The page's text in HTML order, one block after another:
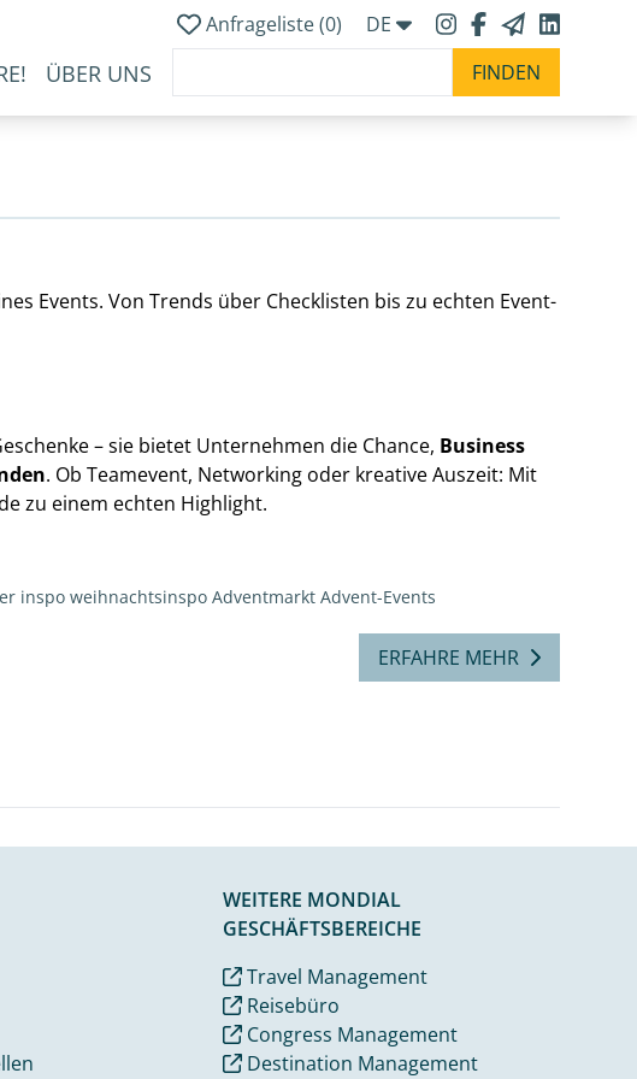
Anfrageliste (0) DE
ÜBER UNS
Events. Von Trends über Checklisten bis zu echten Event-
– sie bietet Unternehmen die Chance, Business
. Ob Teamevent, Networking oder kreative Auszeit: Mit
zu einem echten Highlight.
inspo weihnachtsinspo Adventmarkt Advent-Events
ERFAHRE MEHR
WEITERE MONDIAL
GESCHÄFTSBEREICHE
Travel Management
Reisebüro
Congress Management
Destination Management